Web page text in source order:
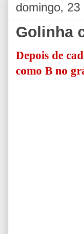
domingo,
Golinha
Depois de
como B no